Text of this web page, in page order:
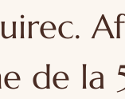
de la